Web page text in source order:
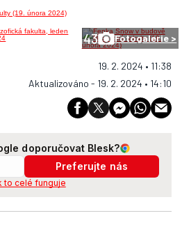
43 Fotogalerie >
19. 2. 2024 • 11:38
Aktualizováno - 19. 2. 2024 • 14:10
doporučovat Blesk?
Preferujte nás
to celé funguje